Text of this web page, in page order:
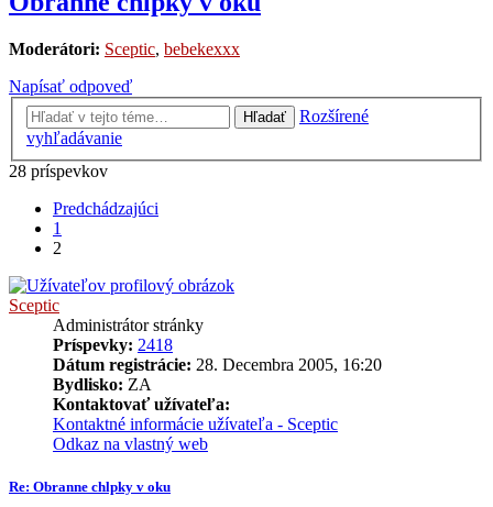
Moderátori: Sceptic, bebekexxx
Napísať odpoveď
Hľadať
Rozšírené
vyhľadávanie
28 príspevkov
Predchádzajúci
1
2
Sceptic
Administrátor stránky
Príspevky: 2418
Dátum registrácie: 28. Decembra 2005, 16:20
Bydlisko: ZA
Kontaktovať užívateľa:
Kontaktné informácie užívateľa - Sceptic
Odkaz na vlastný web
Re: Obranne chlpky v oku